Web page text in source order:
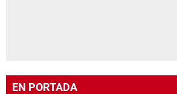
EN PORTADA